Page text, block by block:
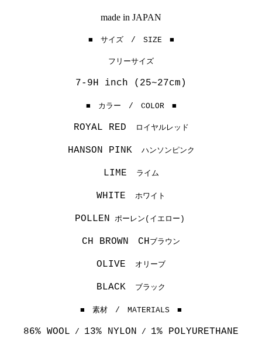
made in JAPAN
■ サイズ / SIZE ■
フリーサイズ
7-9H inch (25~27cm)
■ カラー / COLOR ■
ROYAL RED ロイヤルレッド
HANSON PINK ハンソンピンク
LIME ライム
WHITE ホワイト
POLLEN ポーレン(イエロー)
CH BROWN CHブラウン
OLIVE オリーブ
BLACK ブラック
■ 素材 / MATERIALS ■
86% WOOL / 13% NYLON / 1% POLYURETHANE